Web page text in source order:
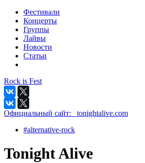
Фестивали
Концерты
Группы
Лайвы
Новости
Статьи
Rock is Fest
Официальный сайт:
_tonightalive.com
#alternative-rock
Tonight Alive